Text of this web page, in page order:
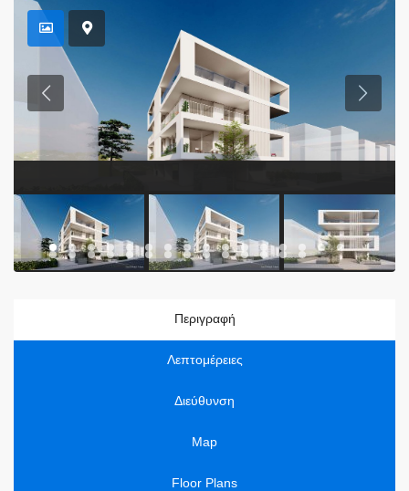
Περιγραφή
Λεπτομέρειες
Διεύθυνση
Map
Floor Plans